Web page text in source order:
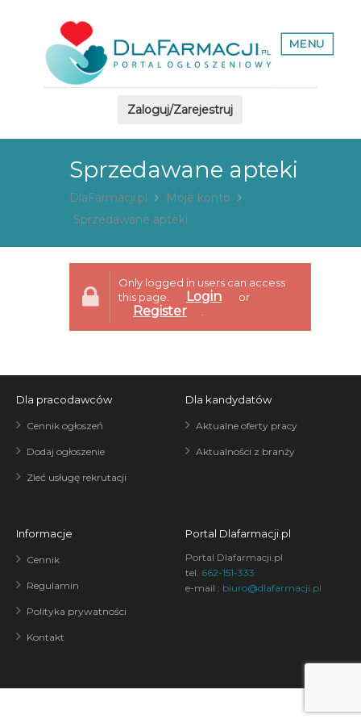
MENU
Zaloguj/Zarejestruj
Sprzedawane apteki
DlaFarmacji.pl
Moje konto
Sprzedawane apteki
Only logged in users can access
this page.
Login or
Register .
Dla pracodawców
Cennik ogłoszeń
Dodaj ogłoszenie
Zleć usługę rekrutacji
Dla kandydatów
Aktualne oferty pracy
Aktualności z branży
Informacje
Cennik
Regulamin
Polityka prywatności
Kontakt
Portal Dlafarmacji.pl
Portal Dlafarmacji.pl
tel. 662-151-333
e-mail : biuro@dlafarmacji.pl